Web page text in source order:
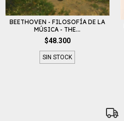
BEETHOVEN - FILOSOFÍA DE LA
MÚSICA - THE...
$48.300
SIN STOCK